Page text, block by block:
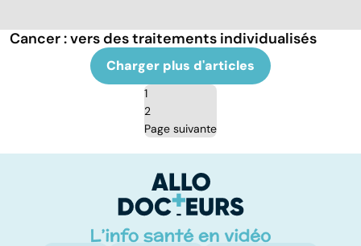
Cancer : vers des traitements individualisés
Charger plus d'articles
1
2
Page suivante